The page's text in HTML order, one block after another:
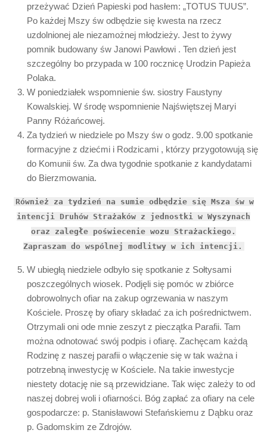
przeżywać Dzień Papieski pod hasłem: „TOTUS TUUS”.
Po każdej Mszy św odbędzie się kwesta na rzecz
uzdolnionej ale niezamożnej młodzieży. Jest to żywy
pomnik budowany św Janowi Pawłowi . Ten dzień jest
szczególny bo przypada w 100 rocznicę Urodzin Papieża
Polaka.
W poniedziałek wspomnienie św. siostry Faustyny
Kowalskiej. W środę wspomnienie Najświętszej Maryi
Panny Różańcowej.
Za tydzień w niedziele po Mszy św o godz. 9.00 spotkanie
formacyjne z dziećmi i Rodzicami , którzy przygotowują się
do Komunii św. Za dwa tygodnie spotkanie z kandydatami
do Bierzmowania.
Również za tydzień na sumie odbędzie się Msza św w
intencji Druhów Strażaków z jednostki w Wyszynach
oraz zaległe poświecenie wozu Strażackiego.
Zapraszam do wspólnej modlitwy w ich intencji.
W ubiegłą niedziele odbyło się spotkanie z Sołtysami
poszczególnych wiosek. Podjęli się pomóc w zbiórce
dobrowolnych ofiar na zakup ogrzewania w naszym
Kościele. Proszę by ofiary składać za ich pośrednictwem.
Otrzymali oni ode mnie zeszyt z pieczątka Parafii. Tam
można odnotować swój podpis i ofiarę. Zachęcam każdą
Rodzinę z naszej parafii o włączenie się w tak ważna i
potrzebną inwestycję w Kościele. Na takie inwestycje
niestety dotację nie są przewidziane. Tak więc zależy to od
naszej dobrej woli i ofiarności. Bóg zapłać za ofiary na cele
gospodarcze: p. Stanisławowi Stefańskiemu z Dąbku oraz
p. Gadomskim ze Zdrojów.